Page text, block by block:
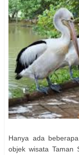
Hanya ada
objek wisata Taman